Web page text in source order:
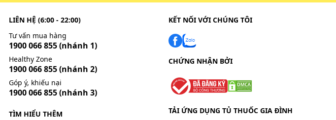
LIÊN HỆ (6:00 - 22:00)
Tư vấn mua hàng
1900 066 855(nhánh 1)
Healthy Zone
1900 066 855(nhánh 2)
Góp ý, khiếu nại
1900 066 855(nhánh 3)
TÌM HIỂU THÊM
KẾT NỐI VỚI CHÚNG TÔI
CHỨNG NHẬN BỞI
TẢI ỨNG DỤNG TỦ THUỐC GIA ĐÌNH